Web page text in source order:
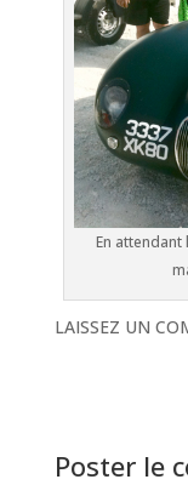
En
LAISSEZ UN
Poster le